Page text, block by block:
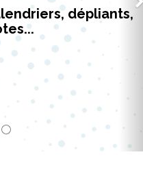
dépliants,